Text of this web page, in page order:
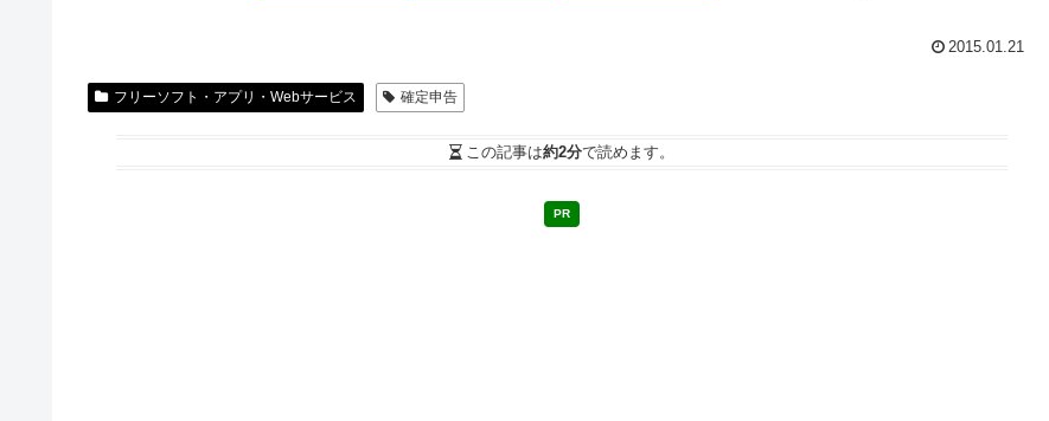
2015.01.21
フリーソフト・アプリ・Webサービス 確定申告
この記事は約2分で読めます。
PR